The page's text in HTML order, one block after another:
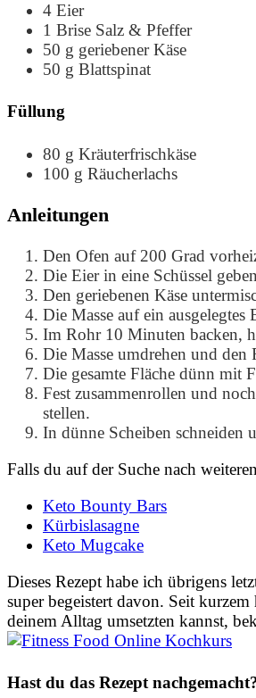
4 Eier
1 Brise Salz & Pfeffer
50 g geriebener Käse
50 g Blattspinat
Füllung
80 g Kräuterfrischkäse
100 g Räucherlachs
Anleitungen
Den Ofen auf 200 Grad
Die Eier in eine Schüssel
Den geriebenen Käse
Die Masse auf ein
Im Rohr 10 Minuten backen,
Die Masse umdrehen und den
Die gesamte Fläche dünn mit
Fest zusammenrollen und
stellen.
In dünne Scheiben schneiden
Falls du auf der Suche nach
Keto Bounty Bars
Kürbislasagne
Keto Mugcake
Dieses Rezept habe ich übrigens
super begeistert davon. Seit
deinem Alltag umsetzten kannst,
Hast du das Rezept